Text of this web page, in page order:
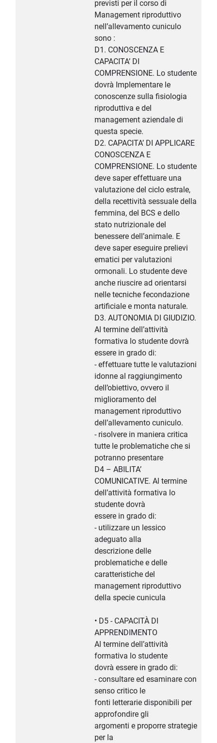
previsti per il corso di
Management riproduttivo
nell’allevamento cuniculo
sono :
D1. CONOSCENZA E
CAPACITA’ DI
COMPRENSIONE. Lo studente
dovrà Implementare le
conoscenze sulla fisiologia
riproduttiva e del
management aziendale di
questa specie.
D2. CAPACITA’ DI APPLICARE
CONOSCENZA E
COMPRENSIONE. Lo studente
deve saper effettuare una
valutazione del ciclo estrale,
della recettività sessuale della
femmina, del BCS e dello
stato nutrizionale del
benessere dell’animale. E
deve saper eseguire prelievi
ematici per valutazioni
ormonali. Lo studente deve
anche riuscire ad orientarsi
nelle tecniche fecondazione
artificiale e monta naturale.
D3. AUTONOMIA DI GIUDIZIO.
Al termine dell’attività
formativa lo studente dovrà
essere in grado di:
- effettuare tutte le valutazioni
idonne al raggiungimento
dell’obiettivo, ovvero il
miglioramento del
management riproduttivo
dell’allevamento cuniculo.
- risolvere in maniera critica
tutte le problematiche che si
potranno presentare
D4 – ABILITA’
COMUNICATIVE. Al termine
dell’attività formativa lo
studente dovrà
essere in grado di:
- utilizzare un lessico
adeguato alla
descrizione delle
problematiche e delle
caratteristiche del
management riproduttivo
della specie cunicula
• D5 - CAPACITÀ DI
APPRENDIMENTO
Al termine dell’attività
formativa lo studente
dovrà essere in grado di:
- consultare ed esaminare con
senso critico le
fonti letterarie disponibili per
approfondire gli
argomenti e proporre strategie
per la